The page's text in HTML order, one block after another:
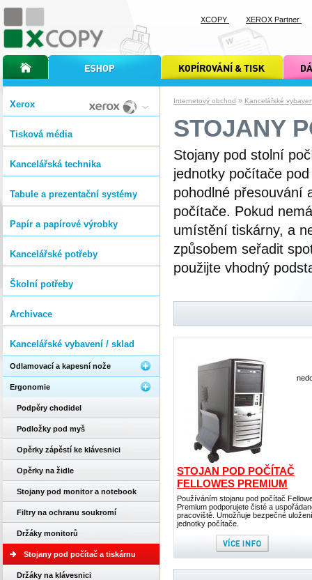
Internetový obchod » Kancelářské
STOJANY
Stojany pod stolní
jednotky počítače
pohodlné přesouvání
počítače. Pokud
umístění tiskárny, a
způsobem seřadit
použijte vhodný
STOJAN POD POČÍTAČ
FELLOWES PREMIUM
Používáním stojanu pod počítač
Premium podporujete čisté a
pracoviště. Umožňuje bezpečné uložení
jednotky počítače.
Xerox
Tisková média
Kancelářská technika
Tabule a prezentační systémy
Papír a papírové výrobky
Kancelářské potřeby
Školní potřeby
Archivace
Kancelářské vybavení / sklad
Odlamovací a kapesní nože
Ergonomie
Podpěry chodidel
Podložky pod myš
Opěrky zápěstí ke klávesnici
Opěrky na židle
Stojany pod monitor a notebook
Filtry na ochranu soukromí
Držáky monitorů
Stojany pod počítač a tiskárnu
Držáky na klávesnici
úvodní stránka xcopyinternetový obchod xcopy kopírování a tisk xcopy dárkové
XCOPY XEROX Partner